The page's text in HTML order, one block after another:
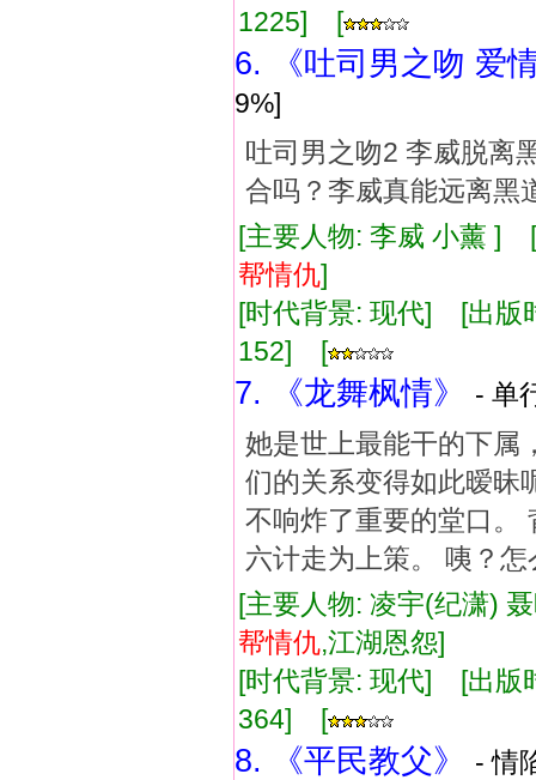
1225] [
6. 《吐司男之吻 爱
9%]
吐司男之吻2 李威脱离
合吗？李威真能远离黑
[主要人物: 李威 小薰 ]
帮情仇]
[时代背景: 现代] [出
152] [
7. 《龙舞枫情》
- 单
她是世上最能干的下属
们的关系变得如此暧昧
不响炸了重要的堂口。
六计走为上策。 咦？
[主要人物: 凌宇(纪潇)
帮情仇,江湖恩怨]
[时代背景: 现代] [出
364] [
8. 《平民教父》
- 情